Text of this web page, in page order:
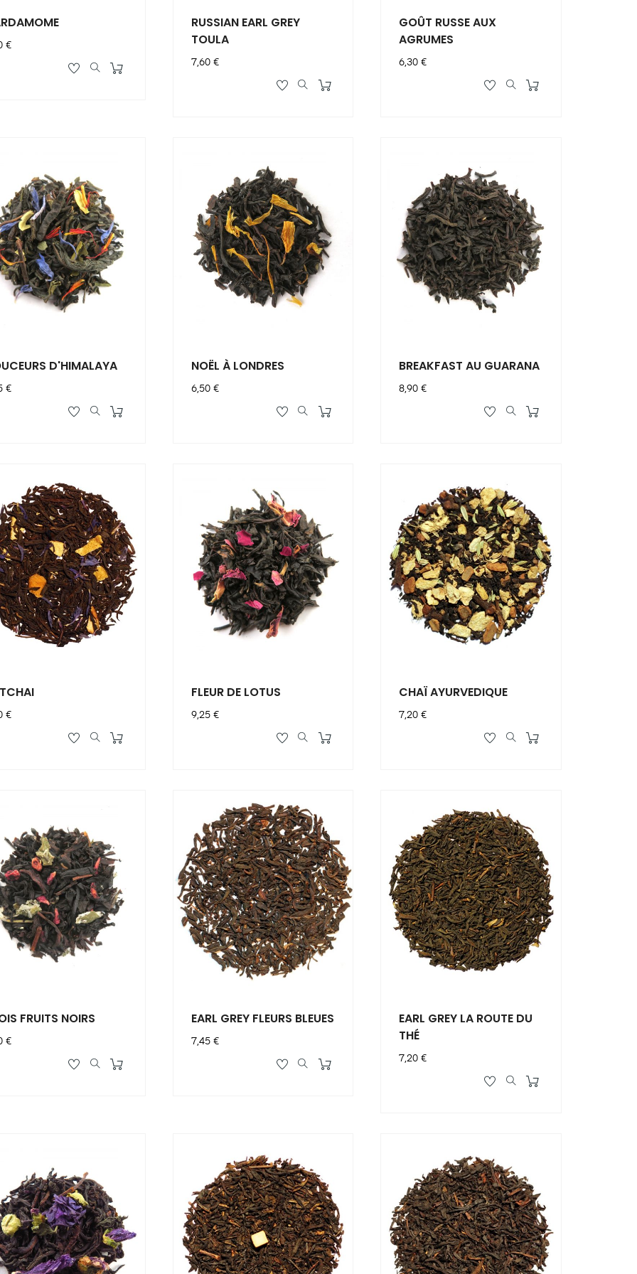
€
RUSSIAN EARL GREY
TOULA
Prix
7,60 €
GOÛT RUSSE AUX
AGRUMES
Prix
6,30 €
D'HIMALAYA
€
NOËL À LONDRES
Prix
6,50 €
BREAKFAST AU GUARANA
Prix
8,90 €
€
FLEUR DE LOTUS
Prix
9,25 €
CHAÏ AYURVEDIQUE
Prix
7,20 €
FRUITS NOIRS
€
EARL GREY FLEURS BLEUES
Prix
7,45 €
EARL GREY LA ROUTE DU
THÉ
Prix
7,20 €